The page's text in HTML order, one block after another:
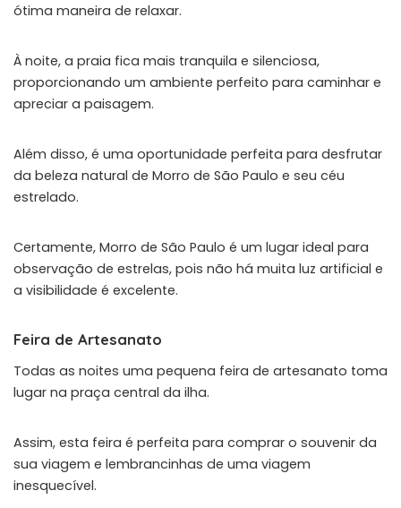
ótima maneira de relaxar.
À noite, a praia fica mais tranquila e silenciosa,
proporcionando um ambiente perfeito para caminhar e
apreciar a paisagem.
Além disso, é uma oportunidade perfeita para desfrutar
da beleza natural de Morro de São Paulo e seu céu
estrelado.
Certamente, Morro de São Paulo é um lugar ideal para
observação de estrelas, pois não há muita luz artificial e
a visibilidade é excelente.
Feira de Artesanato
Todas as noites uma pequena feira de artesanato toma
lugar na praça central da ilha.
Assim, esta feira é perfeita para comprar o souvenir da
sua viagem e lembrancinhas de uma viagem
inesquecível.